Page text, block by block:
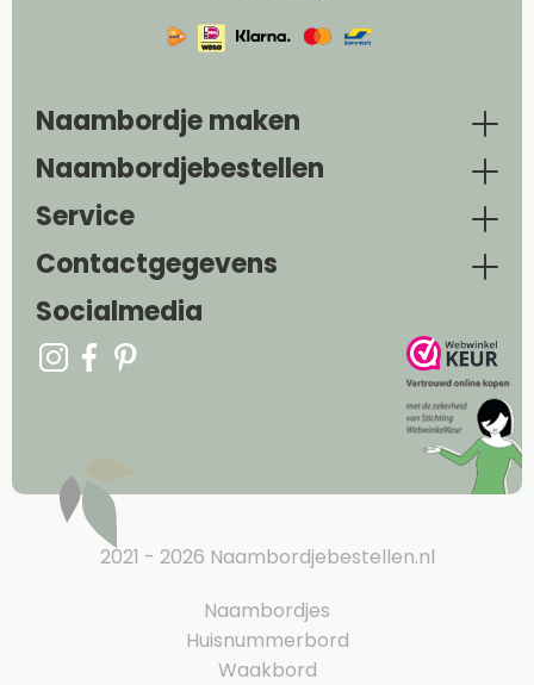
Naambordje maken
Naambordjebestellen
Service
Contactgegevens
Socialmedia
2021 - 2026 Naambordjebestellen.nl
Naambordjes
Huisnummerbord
Waakbord